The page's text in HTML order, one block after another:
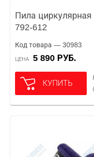
Пила
792-612
Код товара — 30983
ЦЕНА 5 890 РУБ.
КУПИТЬ